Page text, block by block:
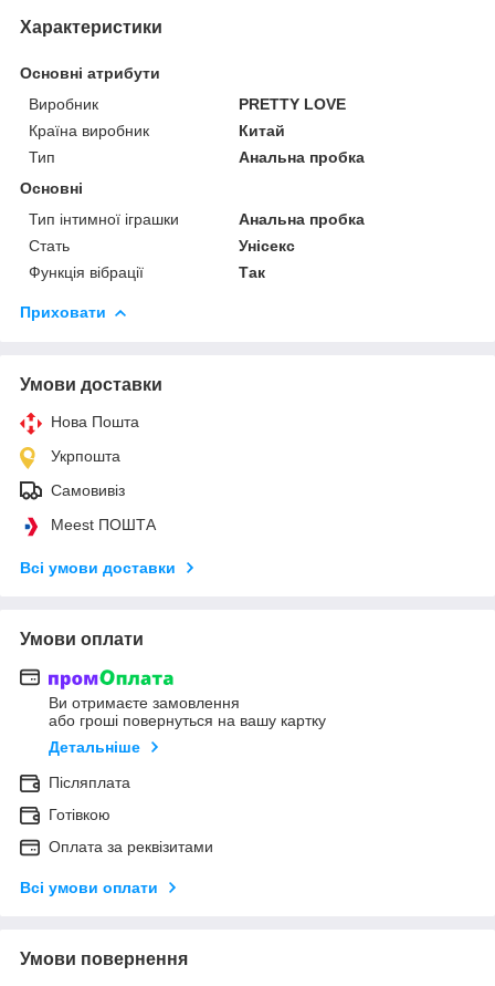
Характеристики
Основні атрибути
Виробник
PRETTY LOVE
Країна виробник
Китай
Тип
Анальна пробка
Основні
Тип інтимної іграшки
Анальна пробка
Стать
Унісекс
Функція вібрації
Так
Приховати
Умови доставки
Нова Пошта
Укрпошта
Самовивіз
Meest ПОШТА
Всі умови доставки
Умови оплати
Ви отримаєте замовлення
або гроші повернуться на вашу картку
Детальніше
Післяплата
Готівкою
Оплата за реквізитами
Всі умови оплати
Умови повернення